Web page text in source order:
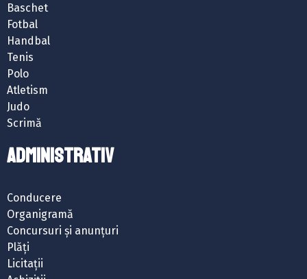
Baschet
Fotbal
Handbal
Tenis
Polo
Atletism
Judo
Scrimă
ADMINISTRATIV
Conducere
Organigramă
Concursuri și anunțuri
Plăți
Licitații